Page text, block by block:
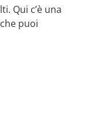
Qui c’è una
puoi